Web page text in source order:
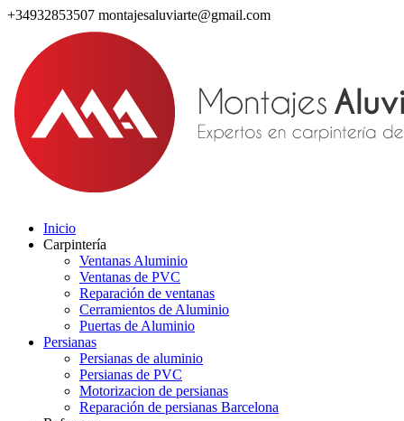
+34932853507 montajesaluviarte@gmail.com
Inicio
Carpintería
Ventanas Aluminio
Ventanas de PVC
Reparación de ventanas
Cerramientos de Aluminio
Puertas de Aluminio
Persianas
Persianas de aluminio
Persianas de PVC
Motorizacion de persianas
Reparación de persianas Barcelona